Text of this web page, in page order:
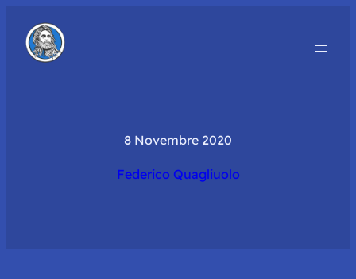
8 Novembre 2020
Federico Quagliuolo